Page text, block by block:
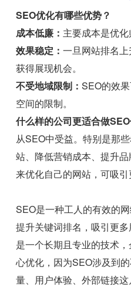
SEO优化有哪些优势？
成本低廉： 主要成本是优化
效果稳定：一旦网站排名
获得展现机会。
不受地域限制：SEO的效
空间的限制。
什么样的公司更适合做
从SEO中受益。特别是那
站、降低营销成本、提升
来优化自己的网站，可吸引
SEO是一种工人的有效的
提升关键词排名，吸引更
是一个长期且专业的技术
心优化，因为SEO涉及到
量、用户体验、外部链接